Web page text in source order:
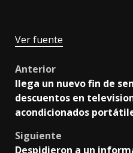
Ver fuente
Post
navigation
Anterior
llega un nuevo fin de
descuentos en
acondicionados
Siguiente
Despidieron a un